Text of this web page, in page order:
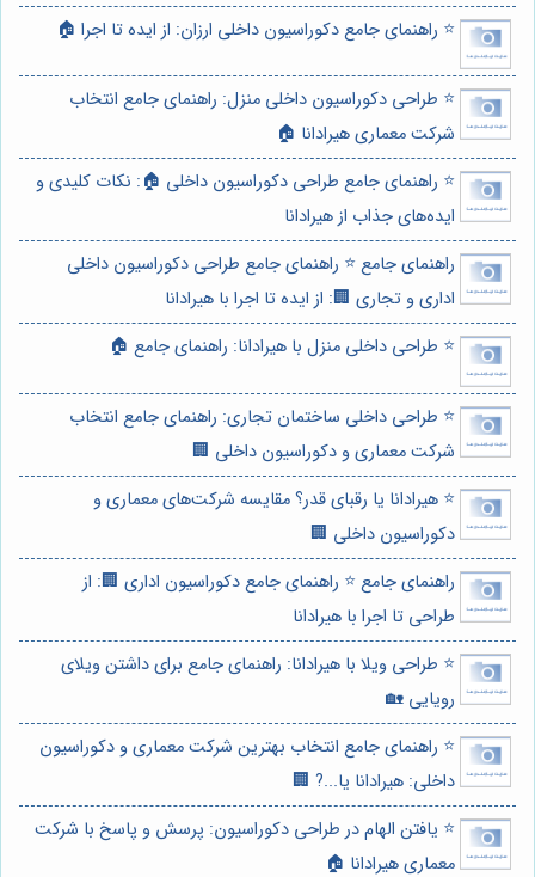
⭐️ راهنمای جامع دکوراسیون داخلی ارزان: از ایده تا اجرا 🏠
⭐️ طراحی دکوراسیون داخلی منزل: راهنمای جامع انتخاب
شرکت معماری هیرادانا 🏠
⭐️ راهنمای جامع طراحی دکوراسیون داخلی 🏠: نکات کلیدی و
ایده‌های جذاب از هیرادانا
راهنمای جامع ⭐️ راهنمای جامع طراحی دکوراسیون داخلی
اداری و تجاری 🏢: از ایده تا اجرا با هیرادانا
⭐️ طراحی داخلی منزل با هیرادانا: راهنمای جامع 🏠
⭐️ طراحی داخلی ساختمان تجاری: راهنمای جامع انتخاب
شرکت معماری و دکوراسیون داخلی 🏢
⭐️ هیرادانا یا رقبای قدر؟ مقایسه شرکت‌های معماری و
دکوراسیون داخلی 🏢
راهنمای جامع ⭐️ راهنمای جامع دکوراسیون اداری 🏢: از
طراحی تا اجرا با هیرادانا
⭐️ طراحی ویلا با هیرادانا: راهنمای جامع برای داشتن ویلای
رویایی 🏡
⭐️ راهنمای جامع انتخاب بهترین شرکت معماری و دکوراسیون
داخلی: هیرادانا یا...? 🏢
⭐️ یافتن الهام در طراحی دکوراسیون: پرسش و پاسخ با شرکت
معماری هیرادانا 🏠